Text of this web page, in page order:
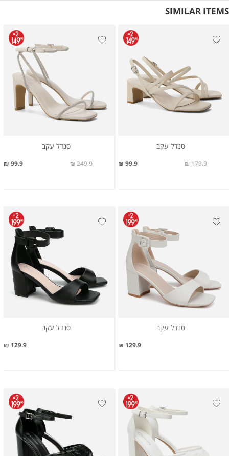
SIMILAR ITEMS
סנדל עקב
99.9 ₪ 179.9 ₪
סנדל עקב
99.9 ₪ 249.9 ₪
סנדל עקב
129.9 ₪
סנדל עקב
129.9 ₪